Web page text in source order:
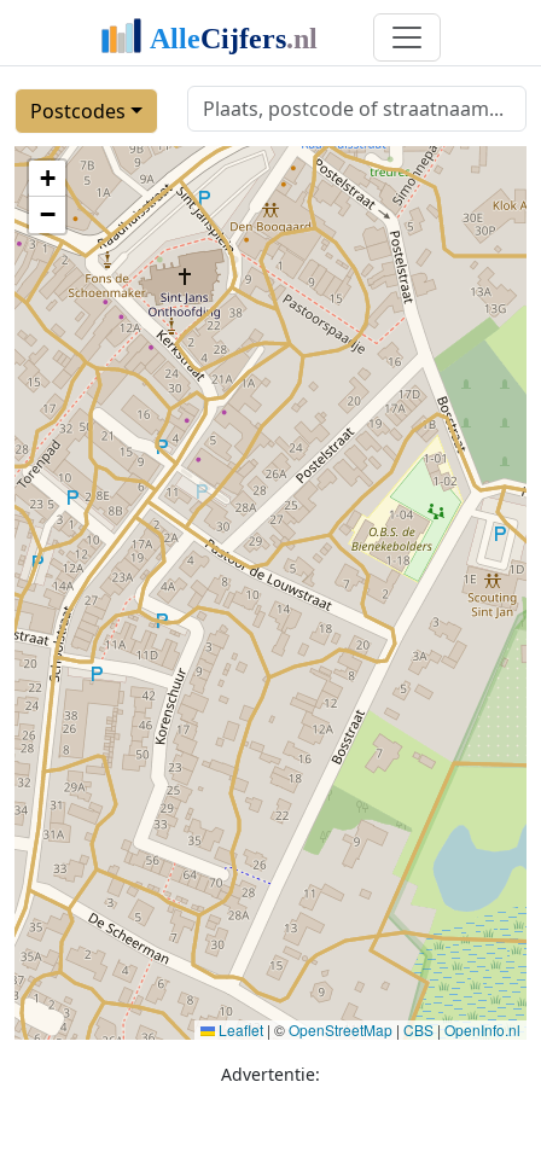
Postcodes
+
−
Leaflet | ©OpenStreetMap | CBS | OpenInfo.nl
Advertentie: